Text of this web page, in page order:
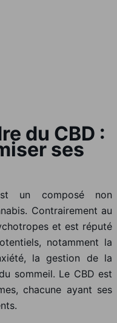
du CBD :
ses
un composé non
Contrairement au
et est réputé
notamment la
la gestion de la
sommeil. Le CBD est
chacune ayant ses